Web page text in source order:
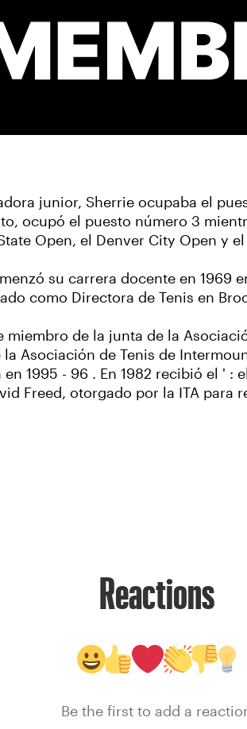
junior, Sherrie ocupaba el
ocupó el puesto número 3
Open, el Denver City Open y
su carrera docente en 1969
como Directora de Tenis en
miembro de la junta de la
la Asociación de Tenis de
en 1995 - 96 . En 1982 recibió el ' :
Freed, otorgado por la ITA
Reactions
Be the first to add a